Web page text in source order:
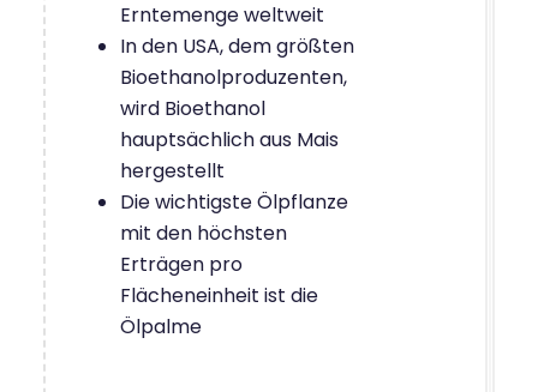
Erntemenge weltweit
In den USA, dem größten
Bioethanolproduzenten,
wird Bioethanol
hauptsächlich aus Mais
hergestellt
Die wichtigste Ölpflanze
mit den höchsten
Erträgen pro
Flächeneinheit ist die
Ölpalme